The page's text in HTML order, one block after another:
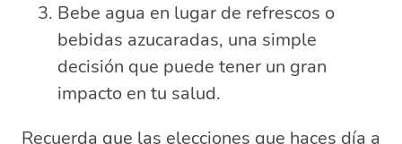
Bebe agua en lugar de refrescos o
bebidas azucaradas, una simple
decisión que puede tener un gran
impacto en tu salud.
Recuerda que las elecciones que haces día a